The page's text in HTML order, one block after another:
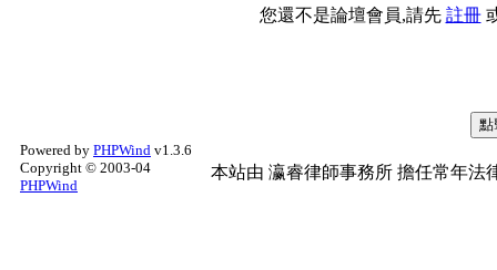
您還不是論壇會員,請先 註冊
Powered by PHPWind v1.3.6
Copyright © 2003-04
PHPWind
本站由 瀛睿律師事務所 擔任常年法